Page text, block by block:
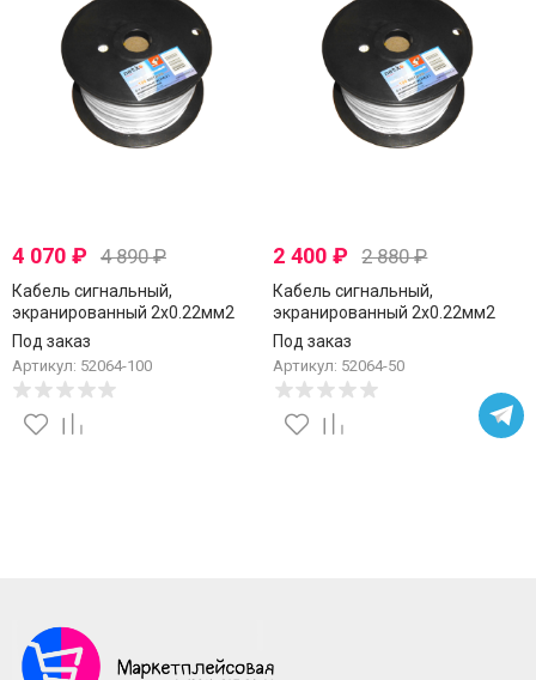
4 070 ₽ 4 890₽
Кабель сигнальный,
экранированный 2x0.22мм2
(7x0.2мм), пластиковая
катушка, белый, Netko, 100
метров
Под заказ
Артикул: 52064-100
2 400₽ 2 880₽
Кабель сигнальный,
экранированный 2x0.22мм2
(7x0.2мм), пластиковая
катушка, белый, Netko, 50
метров
Под заказ
Артикул: 52064-50